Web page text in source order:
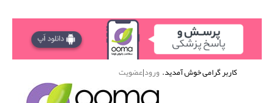
کاربر گرامی خوش آمدید.ورود|عضویت